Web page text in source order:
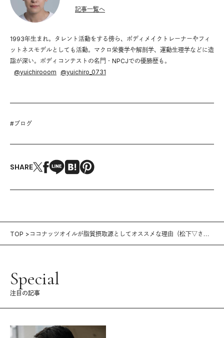
1993年生まれ。タレント活動をする傍ら、ボディメイクトレーナーやフィ
ットネスモデルとしても活動。マクロ栄養学や解剖学、運動生理学などに造
詣が深い。ボディコンテストの名門・NPCJでの優勝歴も。
@yuichirooom @yuichiro_0731
記事一覧へ
#ブログ
SHARE
TOP
ココナッツオイルが脂質摂取源としてオススメな理由（松下▽さ
Special
注目の記事